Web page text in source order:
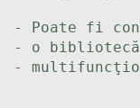
- Poate fi
- o
-